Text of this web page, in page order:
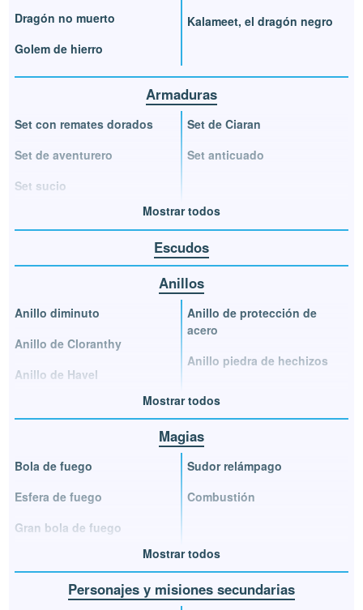
Dragón no muerto
Golem de hierro
Kalameet, el dragón negro
Armaduras
Set con remates dorados
Set de aventurero
Set sucio
Set de Ciaran
Set anticuado
Mostrar todos
Escudos
Anillos
Anillo diminuto
Anillo de Cloranthy
Anillo de Havel
Anillo de protección de
acero
Anillo piedra de hechizos
Mostrar todos
Magias
Bola de fuego
Esfera de fuego
Gran bola de fuego
Sudor relámpago
Combustión
Mostrar todos
Personajes y misiones secundarias